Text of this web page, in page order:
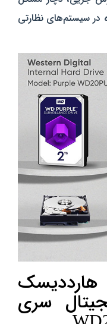
در سیستم‌های نظارتی
هارددیسک
سری